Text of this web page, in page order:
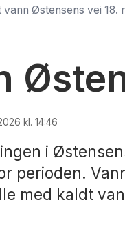
vann Østensens vei 18.
kl. 14:46
i
perioden.
med kaldt